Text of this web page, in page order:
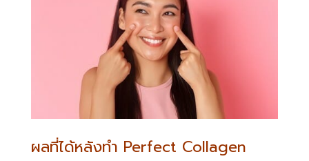
ผลที่ได้หลังทำ Perfect Collagen